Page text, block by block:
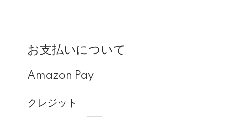
お支払いについて
Amazon Pay
クレジット